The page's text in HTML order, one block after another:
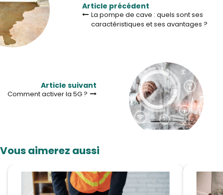
Article précédent
La pompe de cave : quels sont ses
caractéristiques et ses avantages ?
Article suivant
Comment activer la 5G ?
Vous aimerez aussi